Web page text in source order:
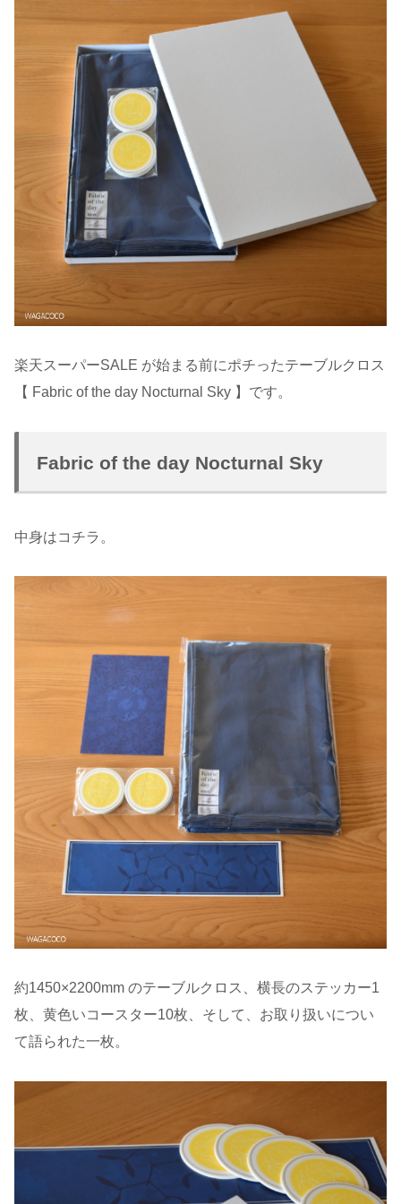
楽天スーパーSALE が始まる前にポチったテーブルクロス
【 Fabric of the day Nocturnal Sky 】です。
Fabric of the day Nocturnal Sky
中身はコチラ。
約1450×2200mm のテーブルクロス、横長のステッカー1
枚、黄色いコースター10枚、そして、お取り扱いについ
て語られた一枚。